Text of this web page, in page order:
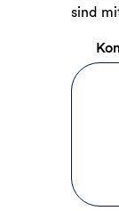
sind